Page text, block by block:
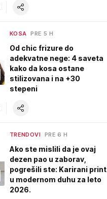
KOSA PRE 5 H
Od chic frizure do
adekvatne nege: 4 saveta
kako da kosa ostane
stilizovana i na +30
stepeni
TRENDOVI PRE 6 H
Ako ste mislili da je ovaj
dezen pao u zaborav,
pogrešili ste: Karirani print
u modernom duhu za leto
2026.